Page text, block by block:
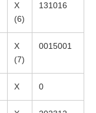
X
(6)
131016
X
(7)
0015001
X 0